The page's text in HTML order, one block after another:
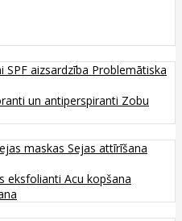
SPF aizsardzība Problemātiska
un antiperspiranti Zobu
maskas Sejas attīrīšana
eksfolianti Acu kopšana